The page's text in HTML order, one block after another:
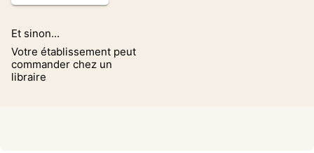
Et sinon...
Votre établissement peut
commander chez un
libraire